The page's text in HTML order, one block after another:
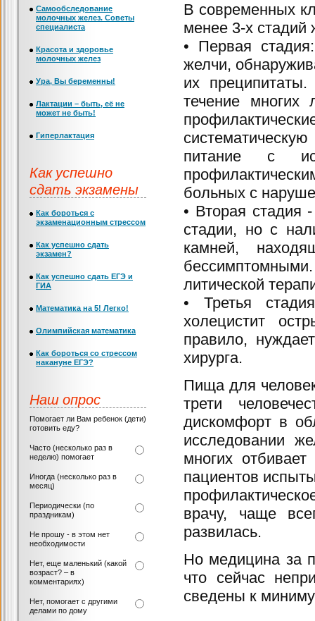
В современных
менее 3-х стадий
• Первая
желчи,
их
течение
питание с
больных с
• Вторая стадия
стадии, но с
камней,
литической
• Третья
холецистит
правило,
хирурга.
Пища для
трети
дискомфорт в
исследовании
многих
пациентов
врачу, чаще
развилась.
Но медицина за
что сейчас
сведены к
Самообследование
молочных желез. Советы
специалиста
Красота и здоровье
молочных желез
Ура, Вы беременны!
Лактации – быть, её не
может не быть!
Гиперлактация
Как успешно
сдать экзамены
Как бороться с
экзаменационным стрессом
Как успешно сдать
экзамен?
Как успешно сдать ЕГЭ и
ГИА
Математика на 5! Легко!
Олимпийская математика
Как бороться со стрессом
накануне ЕГЭ?
Наш опрос
Помогает ли Вам ребенок (дети)
готовить еду?
Часто (несколько раз в
неделю) помогает
Иногда (несколько раз в
месяц)
Периодически (по
праздникам)
Не прошу - в этом нет
необходимости
Нет, еще маленький (какой
возраст? – в
комментариях)
Нет, помогает с другими
делами по дому